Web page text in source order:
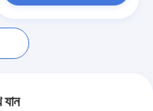
যান